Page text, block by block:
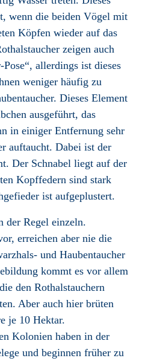
wenn die beiden Vögel mit
Köpfen wieder auf das
zeigen auch
allerdings ist dieses
weniger häufig zu
Dieses Element
ausgeführt, das
in einiger Entfernung sehr
auftaucht. Dabei ist der
Der Schnabel liegt auf der
Kopffedern sind stark
ist aufgeplustert.
der Regel einzeln.
erreichen aber nie die
und Haubentaucher
kommt es vor allem
den Rothalstauchern
Aber auch hier brüten
je 10 Hektar.
Kolonien haben in der
und beginnen früher zu